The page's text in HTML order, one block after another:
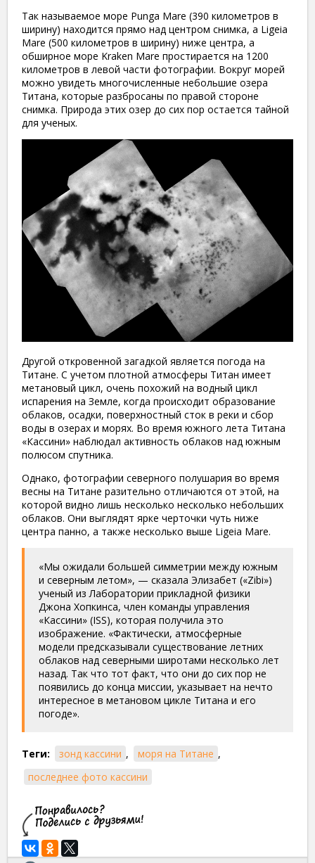
Так называемое море Punga Mare (390 километров в
ширину) находится прямо над центром снимка, а Ligeia
Mare (500 километров в ширину) ниже центра, а
обширное море Kraken Mare простирается на 1200
километров в левой части фотографии. Вокруг морей
можно увидеть многочисленные небольшие озера
Титана, которые разбросаны по правой стороне
снимка. Природа этих озер до сих пор остается тайной
для ученых.
Другой откровенной загадкой является погода на
Титане. С учетом плотной атмосферы Титан имеет
метановый цикл, очень похожий на водный цикл
испарения на Земле, когда происходит образование
облаков, осадки, поверхностный сток в реки и сбор
воды в озерах и морях. Во время южного лета Титана
«Кассини» наблюдал активность облаков над южным
полюсом спутника.
Однако, фотографии северного полушария во время
весны на Титане разительно отличаются от этой, на
которой видно лишь несколько несколько небольших
облаков. Они выглядят ярке черточки чуть ниже
центра панно, а также несколько выше Ligeia Mare.
«Мы ожидали большей симметрии между южным
и северным летом», — сказала Элизабет («Zibi»)
ученый из Лаборатории прикладной физики
Джона Хопкинса, член команды управления
«Кассини» (ISS), которая получила это
изображение. «Фактически, атмосферные
модели предсказывали существование летних
облаков над северными широтами несколько лет
назад. Так что тот факт, что они до сих пор не
появились до конца миссии, указывает на нечто
интересное в метановом цикле Титана и его
погоде».
Теги: зонд кассини , моря на Титане ,
последнее фото кассини